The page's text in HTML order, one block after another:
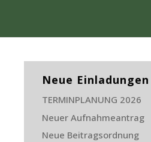
Neue Einladungen
TERMINPLANUNG 2026
Neuer Aufnahmeantrag
Neue Beitragsordnung